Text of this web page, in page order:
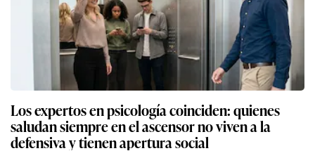
Los expertos en psicología coinciden: quienes
saludan siempre en el ascensor no viven a la
defensiva y tienen apertura social